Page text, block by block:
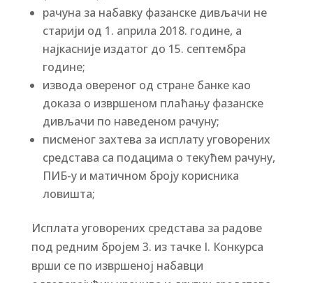
рачуна за набавку фазанске дивљачи не
старији од 1. априла 2018. године, а
најкасније издатог до 15. септембра
године;
извода овереног од стране банке као
доказа о извршеном плаћању фазанске
дивљачи по наведеном рачуну;
писменог захтева за исплату уговорених
средстава са подацима о текућем рачуну,
ПИБ-у и матичном броју корисника
ловишта;
Исплата уговорених средстава за радове
под редним бројем 3. из тачке I. Конкурса
врши се по извршеној набавци